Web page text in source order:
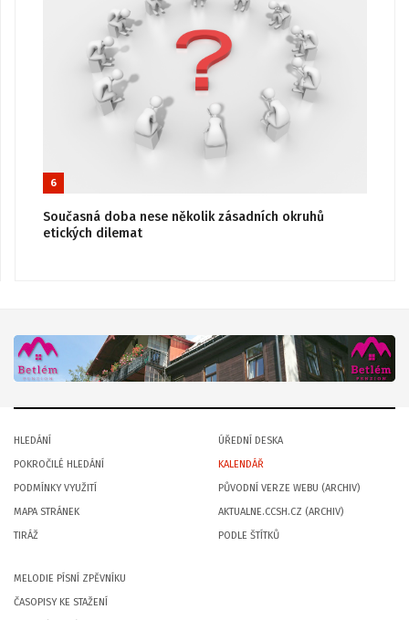
6
Současná doba nese několik zásadních okruhů
etických dilemat
HLEDÁNÍ
POKROČILÉ HLEDÁNÍ
PODMÍNKY VYUŽITÍ
MAPA STRÁNEK
TIRÁŽ
ÚŘEDNÍ DESKA
KALENDÁŘ
PŮVODNÍ VERZE WEBU (ARCHIV)
AKTUALNE.CCSH.CZ (ARCHIV)
PODLE ŠTÍTKŮ
MELODIE PÍSNÍ ZPĚVNÍKU
ČASOPISY KE STAŽENÍ